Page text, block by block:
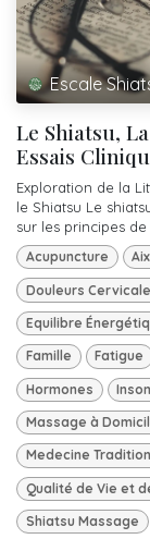
Escale
Le Shiatsu,
Essais
Exploration de la
le Shiatsu Le
sur les principes de
Acupuncture
Douleurs
Equilibre
Famille Fatigue
Hormones
Massage à
Medecine
Qualité de Vie et
Shiatsu Massage